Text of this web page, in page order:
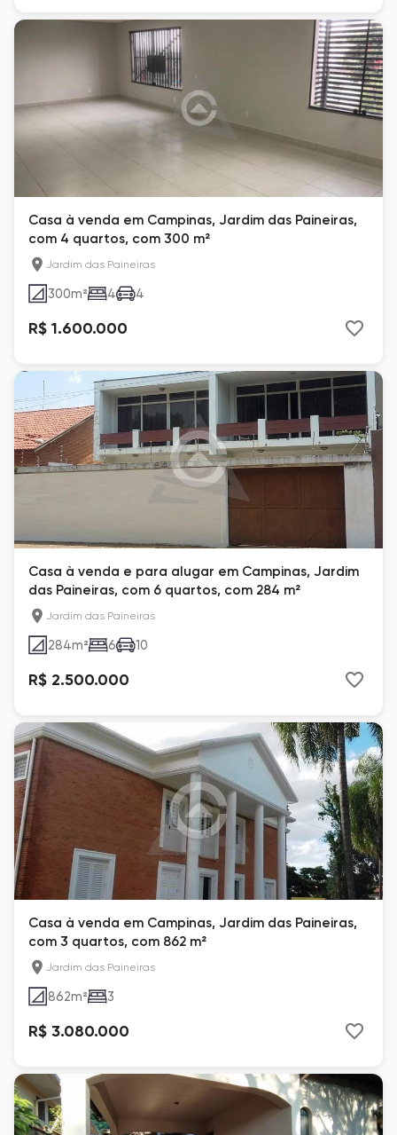
Casa à venda em Campinas, Jardim das Paineiras,
com 4 quartos, com 300 m²
Jardim das Paineiras
300m² 4 4
R$ 1.600.000
Casa à venda e para alugar em Campinas, Jardim
das Paineiras, com 6 quartos, com 284 m²
Jardim das Paineiras
284m² 6 10
R$ 2.500.000
Casa à venda em Campinas, Jardim das Paineiras,
com 3 quartos, com 862 m²
Jardim das Paineiras
862m² 3
R$ 3.080.000